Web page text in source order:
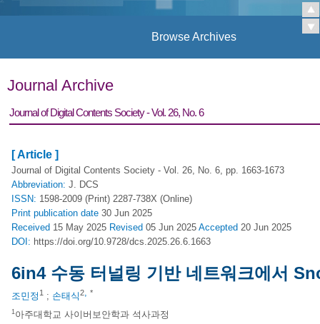
Browse Archives
Journal Archive
Journal of Digital Contents Society - Vol. 26, No. 6
[ Article ]
Journal of Digital Contents Society - Vol. 26, No. 6, pp. 1663-1673
Abbreviation: J. DCS
ISSN: 1598-2009 (Print) 2287-738X (Online)
Print publication date 30 Jun 2025
Received 15 May 2025 Revised 05 Jun 2025 Accepted 20 Jun 2025
DOI: https://doi.org/10.9728/dcs.2025.26.6.1663
6in4 수동 터널링 기반 네트워크에서
조민정 1 ; 손태식2, *
1아주대학교 사이버보안학과 석사과정